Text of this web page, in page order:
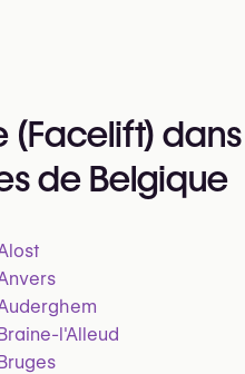
(Facelift) dans
de Belgique
l'Alleud